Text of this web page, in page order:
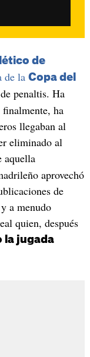
de
de la Copa del
penaltis. Ha
ha
llegaban al
eliminado al
aquella
aprovechó
de
a menudo
quien, después
la jugada